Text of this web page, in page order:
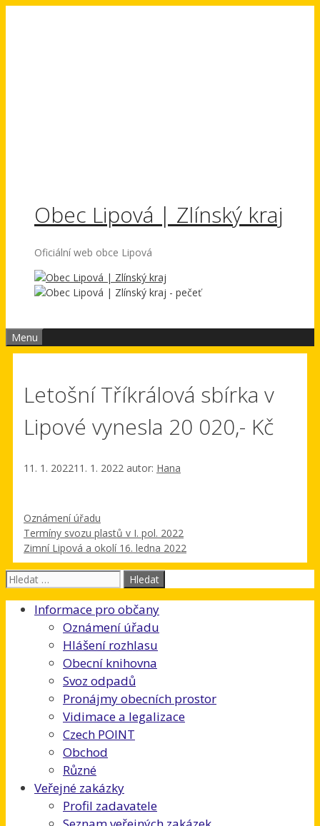
Obec Lipová | Zlínský kraj
Oficiální web obce Lipová
Menu
Letošní Tříkrálová sbírka v
Lipové vynesla 20 020,- Kč
11. 1. 202211. 1. 2022 autor: Hana
Rubriky
Oznámení úřadu
Termíny svozu plastů v I. pol. 2022
Zimní Lipová a okolí 16. ledna 2022
Hledat:
Informace pro občany
Oznámení úřadu
Hlášení rozhlasu
Obecní knihovna
Svoz odpadů
Pronájmy obecních prostor
Vidimace a legalizace
Czech POINT
Obchod
Různé
Veřejné zakázky
Profil zadavatele